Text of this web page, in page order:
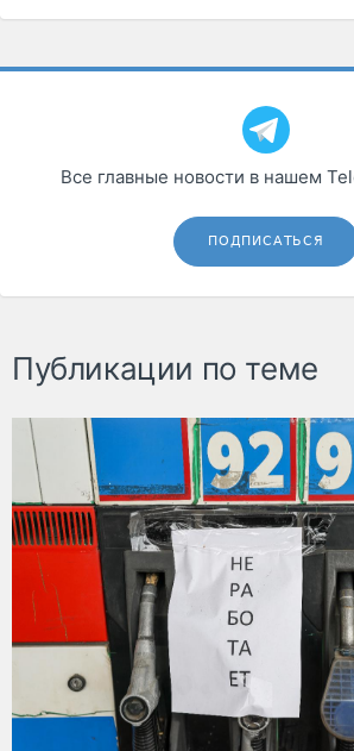
Все главные новости в нашем
ПОДПИСАТЬСЯ
Публикации по теме